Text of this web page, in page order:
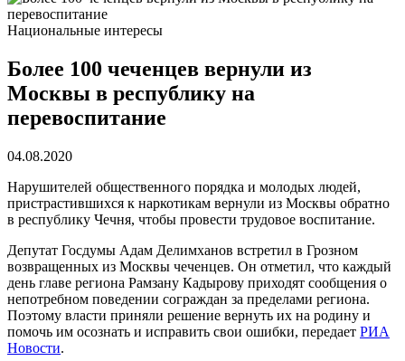
Национальные интересы
Более 100 чеченцев вернули из
Москвы в республику на
перевоспитание
04.08.2020
Нарушителей общественного порядка и молодых людей,
пристрастившихся к наркотикам вернули из Москвы обратно
в республику Чечня, чтобы провести трудовое воспитание.
Депутат Госдумы Адам Делимханов встретил в Грозном
возвращенных из Москвы чеченцев. Он отметил, что каждый
день главе региона Рамзану Кадырову приходят сообщения о
непотребном поведении сограждан за пределами региона.
Поэтому власти приняли решение вернуть их на родину и
помочь им осознать и исправить свои ошибки, передает РИА
Новости.